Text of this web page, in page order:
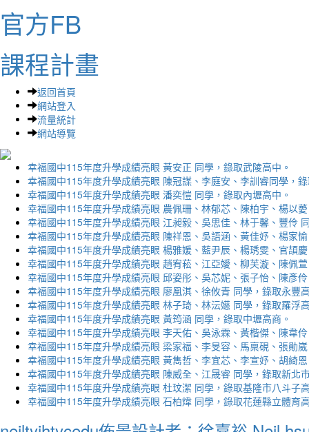
官方FB
課程計畫
返回首頁
網站登入
流量統計
網站導覽
幸福國中115年度升學成績亮眼 黃安正 同學，錄取武陵高中。
幸福國中115年度升學成績亮眼 陳冠謀、李庭安、李訓睿同學，
幸福國中115年度升學成績亮眼 潘奕愷 同學，錄取內壢高中。
幸福國中115年度升學成績亮眼 農佩珊、林郁芯、陳柏宇、楊以
幸福國中115年度升學成績亮眼 江昶毅、吳思佳、林于馨、豐伶
幸福國中115年度升學成績亮眼 陳祥恩、吳語涵、黃佳妤、楊家
幸福國中115年度升學成績亮眼 楊雅媛、藍尹辰、楊琇雯、官頡
幸福國中115年度升學成績亮眼 趙宥菘、江亞嬡、柳芙漩、陳佩
幸福國中115年度升學成績亮眼 邱姿彤、吳芯妮、張子怡、陳彥
幸福國中115年度升學成績亮眼 廖凰淇、徐攸青 同學，錄取永豐
幸福國中115年度升學成績亮眼 林子琦、林沄嬨 同學，錄取羅浮
幸福國中115年度升學成績亮眼 黃筠涵 同學，錄取中壢高商。
幸福國中115年度升學成績亮眼 李天佑、吳泳霖、黃楷傑、陳韋
幸福國中115年度升學成績亮眼 梁家福、李旻容、馬稟硯、張勛
幸福國中115年度升學成績亮眼 黃雋哲、李宜芯、李宣妤、胡綺
幸福國中115年度升學成績亮眼 陳威全、江晟睿 同學，錄取新北
幸福國中115年度升學成績亮眼 杜玟潔 同學，錄取基隆市八斗子
幸福國中115年度升學成績亮眼 石柏煒 同學，錄取花蓮縣立體育